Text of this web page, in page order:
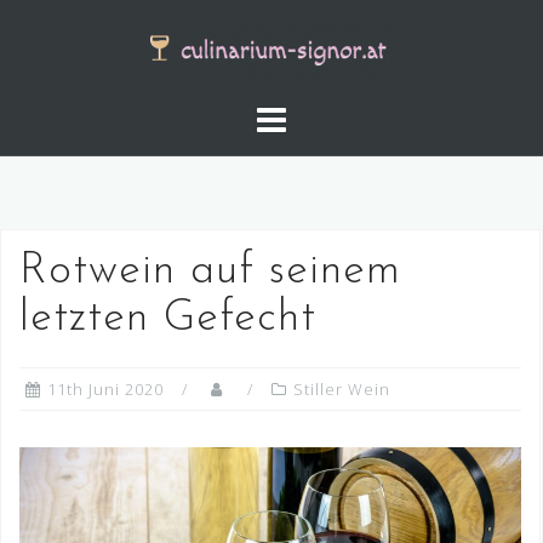
Rotwein auf seinem
letzten Gefecht
11th Juni 2020 Stiller Wein